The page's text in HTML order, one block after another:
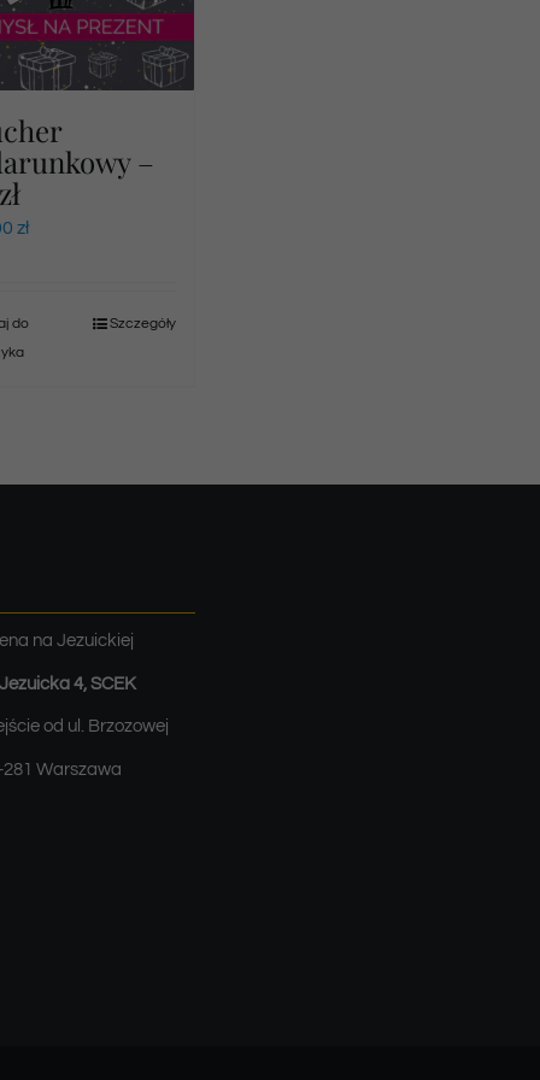
–
zł
do
Szczegóły
na Jezuickiej
4, SCEK
od ul. Brzozowej
281 Warszawa